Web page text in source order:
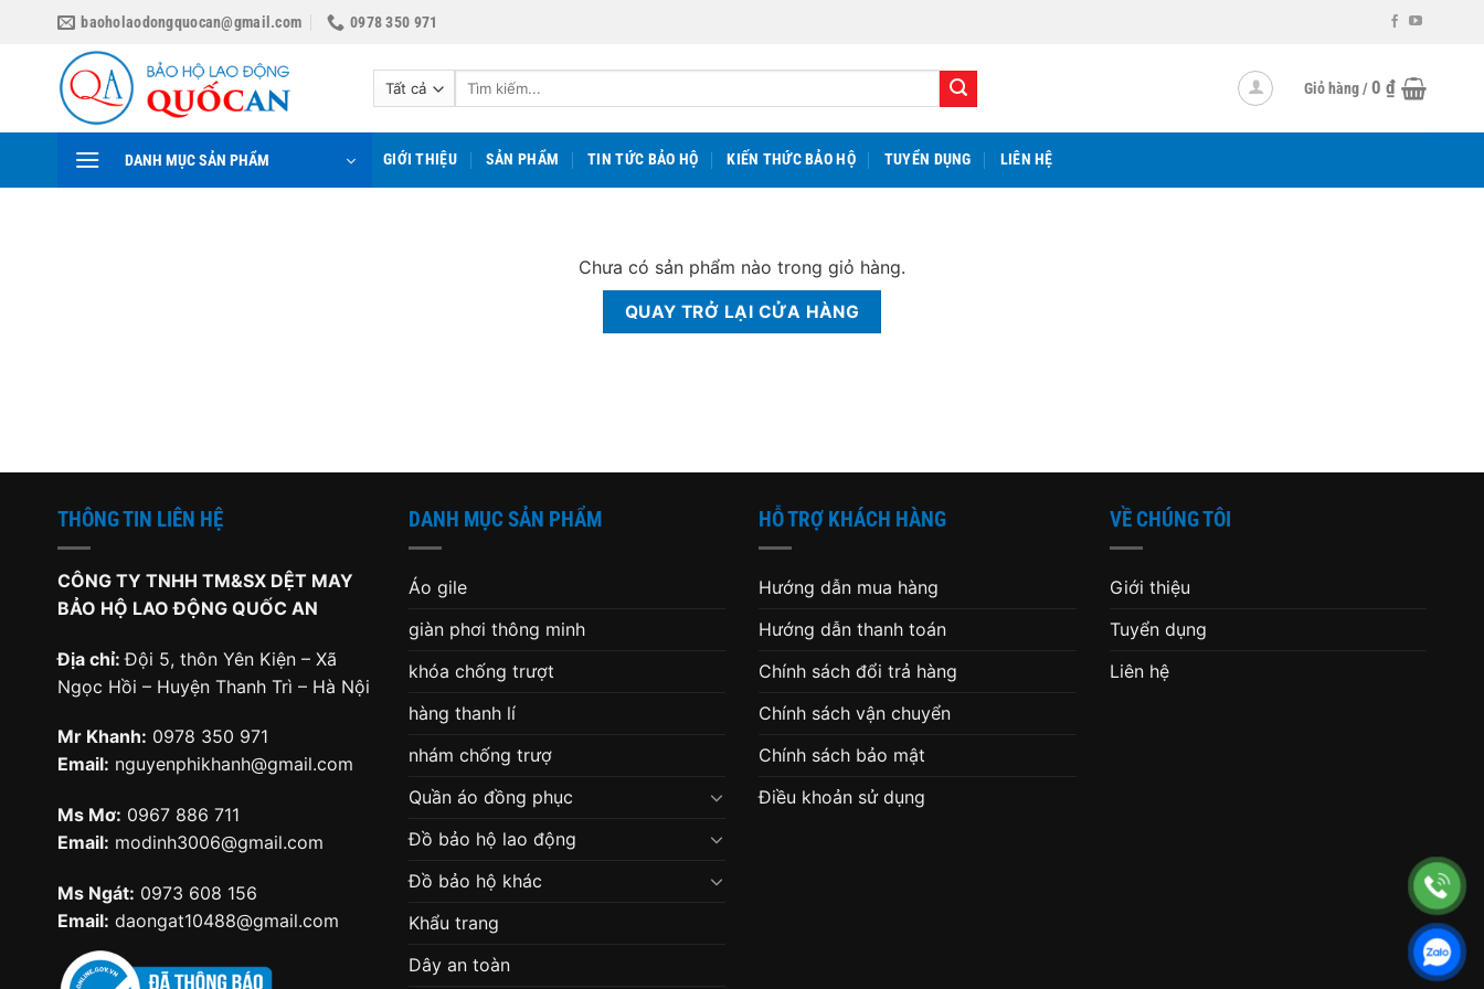
baoholaodongquocan@gmail.com 0978 350 971
Tìm
Giỏ hàng /0 ₫
DANH MỤC SẢN PHẨM GIỚI THIỆU SẢN PHẨM TIN TỨC BẢO HỘ KIẾN THỨC BẢO HỘ TUYỂN DỤNG LIÊN HỆ
Chưa có sản phẩm nào trong giỏ hàng.
QUAY TRỞ LẠI CỬA HÀNG
THÔNG TIN LIÊN HỆ
CÔNG TY TNHH TM&SX DỆT MAY
BẢO HỘ LAO ĐỘNG QUỐC AN
Địa chỉ:Đội 5, thôn Yên Kiện – Xã
Ngọc Hồi – Huyện Thanh Trì – Hà Nội
Mr Khanh: 0978 350 971
Email: nguyenphikhanh@gmail.com
Ms Mơ: 0967 886 711
Email: modinh3006@gmail.com
Ms Ngát: 0973 608 156
Email: daongat10488@gmail.com
DANH MỤC SẢN PHẨM
Áo gile
giàn phơi thông minh
khóa chống trượt
hàng thanh lí
nhám chống trượ
Quần áo đồng phục
Đồ bảo hộ lao động
Đồ bảo hộ khác
Khẩu trang
Dây an toàn
HỖ TRỢ KHÁCH HÀNG
Hướng dẫn mua hàng
Hướng dẫn thanh toán
Chính sách đổi trả hàng
Chính sách vận chuyển
Chính sách bảo mật
Điều khoản sử dụng
VỀ CHÚNG TÔI
Giới thiệu
Tuyển dụng
Liên hệ